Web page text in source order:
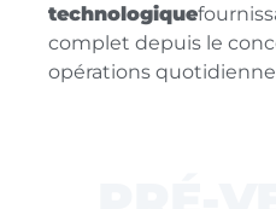
technologique
complet depuis le
opérations